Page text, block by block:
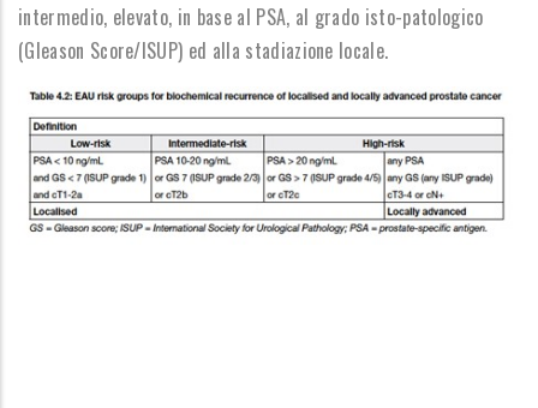
intermedio, elevato, in base al PSA, al grado isto-patologico
(Gleason Score/ISUP) ed alla stadiazione locale.